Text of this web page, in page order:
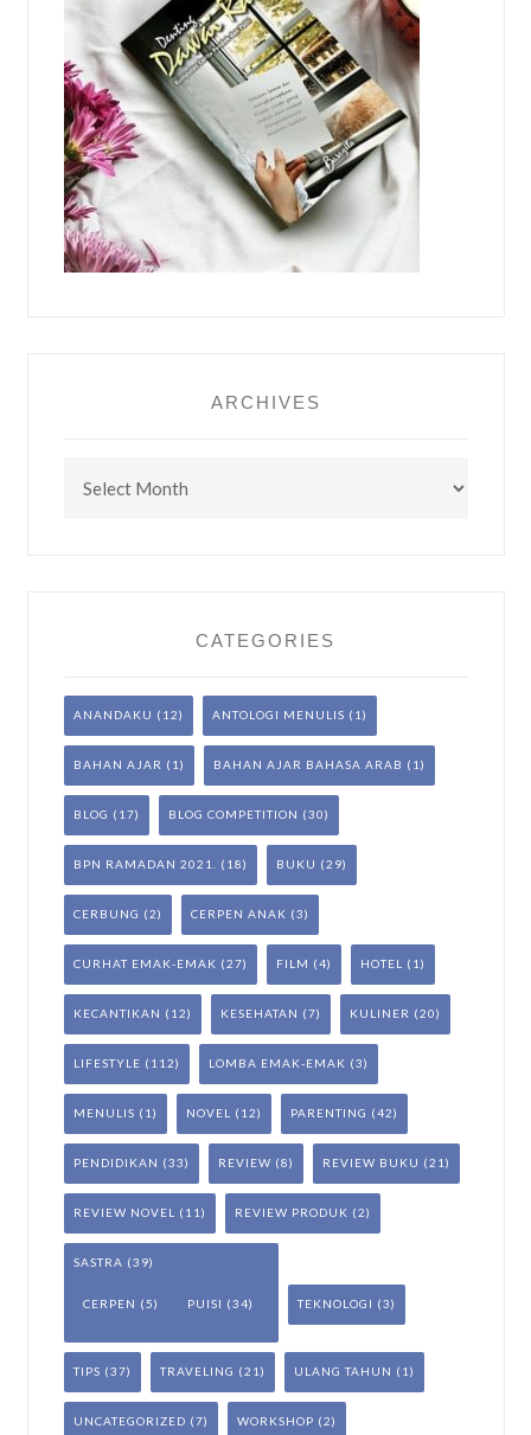
ARCHIVES
CATEGORIES
ANANDAKU (12) ANTOLOGI MENULIS (1)
BAHAN AJAR (1) BAHAN AJAR BAHASA ARAB (1)
BLOG (17) BLOG COMPETITION (30)
BPN RAMADAN 2021. (18) BUKU (29)
CERBUNG (2) CERPEN ANAK (3)
CURHAT EMAK-EMAK (27) FILM (4) HOTEL (1)
KECANTIKAN (12) KESEHATAN (7) KULINER (20)
LIFESTYLE (112) LOMBA EMAK-EMAK (3)
MENULIS (1) NOVEL (12) PARENTING (42)
PENDIDIKAN (33) REVIEW (8) REVIEW BUKU (21)
REVIEW NOVEL (11) REVIEW PRODUK (2)
SASTRA (39)
CERPEN (5) PUISI (34) TEKNOLOGI (3)
TIPS (37) TRAVELING (21) ULANG TAHUN (1)
UNCATEGORIZED (7) WORKSHOP (2)